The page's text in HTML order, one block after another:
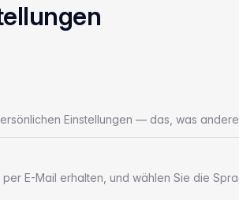
Einstellungen — das, was
E-Mail erhalten, und wählen Sie die